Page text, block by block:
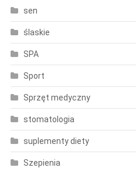
sen
ślaskie
SPA
Sport
Sprzęt medyczny
stomatologia
suplementy diety
Szepienia